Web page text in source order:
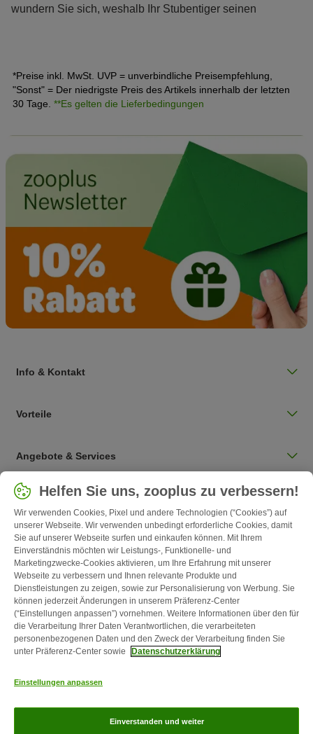
wundern Sie sich, weshalb Ihr Stubentiger seinen
Symptome von Altersschwäche bei Ihrer Katze frühzeitig
erkennen und ihr ein altersgerechtes Leben bieten.
*Preise inkl. MwSt. UVP = unverbindliche Preisempfehlung,
"Sonst" = Der niedrigste Preis des Artikels innerhalb der letzten
30 Tage. **Es gelten die Lieferbedingungen
Info & Kontakt
Vorteile
Angebote & Services
Land auswählen
Deutschland / DE
Follow zooplus
Kontakt Versandkosten & Lieferzeit
Zahlungsarten
Über uns Partnerprogramme Karriere
Corporate
Helfen Sie uns, zooplus zu verbessern!
Wir verwenden Cookies, Pixel und andere Technologien (“Cookies”) auf
unserer Webseite. Wir verwenden unbedingt erforderliche Cookies, damit
Sie auf unserer Webseite surfen und einkaufen können. Mit Ihrem
Einverständnis möchten wir Leistungs-, Funktionelle- und
Marketingzwecke-Cookies aktivieren, um Ihre Erfahrung mit unserer
Webseite zu verbessern und Ihnen relevante Produkte und
Dienstleistungen zu zeigen, sowie zur Personalisierung von Werbung. Sie
können jederzeit Änderungen in unserem Präferenz-Center
(“Einstellungen anpassen”) vornehmen. Weitere Informationen über den für
die Verarbeitung Ihrer Daten Verantwortlichen, die verarbeiteten
personenbezogenen Daten und den Zweck der Verarbeitung finden Sie
unter Präferenz-Center sowie
Datenschutzerklärung
Einstellungen anpassen
Einverstanden und weiter